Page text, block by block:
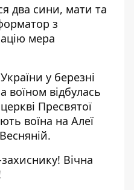
два сини, мати та
з
мера
у березні
воїном відбулась
Пресвятої
воїна на Алеї
Вічна